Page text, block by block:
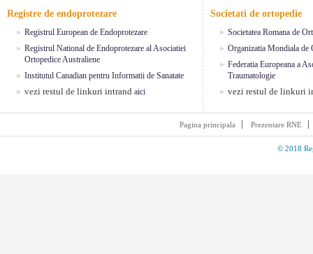
Registre de endoprotezare
Registrul European de Endoprotezare
Registrul National de Endoprotezare al Asociatiei
Ortopedice Australiene
Institutul Canadian pentru Informatii de Sanatate
vezi restul de linkuri intrand aici
Societati de ortopedie
Societatea Romana de
Organizatia Mondiala de
Federatia Europeana a
Traumatologie
vezi restul de linkuri
Pagina principala Prezentare RNE
© 2018